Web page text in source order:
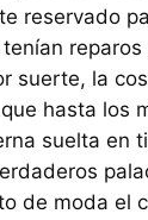
reservado
suerte, la
hasta los
suelta en
de moda el